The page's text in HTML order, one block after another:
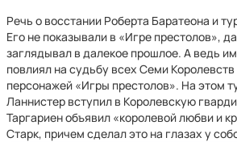
Речь о восстании Роберта Баратеона и
Его не показывали в «Игре престолов»,
заглядывал в далекое прошлое. А ведь
повлиял на судьбу всех Семи
персонажей «Игры престолов». На этом
Ланнистер вступил в Королевскую
Таргариен объявил «королевой любви и
Старк, причем сделал это на глазах у